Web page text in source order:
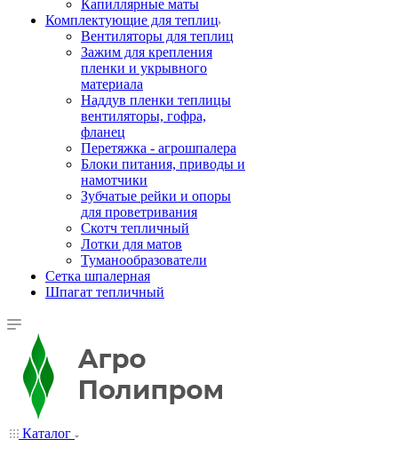
Капиллярные маты
Комплектующие для теплиц
Вентиляторы для теплиц
Зажим для крепления
пленки и укрывного
материала
Наддув пленки теплицы
вентиляторы, гофра,
фланец
Перетяжка - агрошпалера
Блоки питания, приводы и
намотчики
Зубчатые рейки и опоры
для проветривания
Скотч тепличный
Лотки для матов
Туманообразователи
Сетка шпалерная
Шпагат тепличный
Каталог